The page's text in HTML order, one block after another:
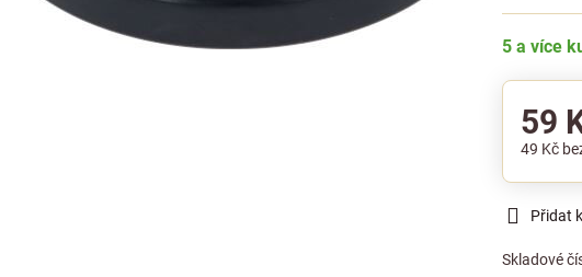
5 a více
59
49 Kč
Přidat
Skladové